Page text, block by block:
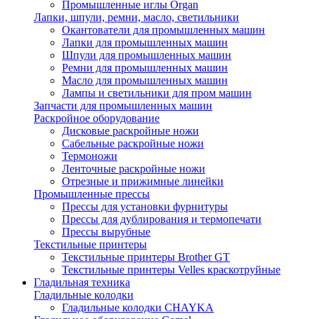
Промышленные иглы Organ
Лапки, шпули, ремни, масло, светильники
Окантователи для промышленных машин
Лапки для промышленных машин
Шпули для промышленных машин
Ремни для промышленных машин
Масло для промышленных машин
Лампы и светильники для пром машин
Запчасти для промышленных машин
Раскройное оборудование
Дисковые раскройные ножи
Сабельные раскройные ножи
Термоножи
Ленточные раскройные ножи
Отрезные и прижимные линейки
Промышленные прессы
Прессы для установки фурнитуры
Прессы для дублирования и термопечати
Прессы вырубные
Текстильные принтеры
Текстильные принтеры Brother GT
Текстильные принтеры Velles краскотруйные
Гладильная техника
Гладильные колодки
Гладильные колодки CHAYKA